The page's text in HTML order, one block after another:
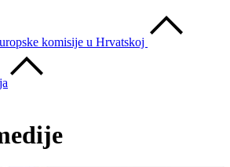
komisije u Hrvatskoj